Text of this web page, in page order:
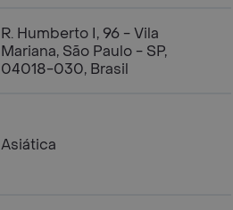
R. Humberto I, 96 - Vila
Mariana, São Paulo - SP,
04018-030, Brasil
Asiática